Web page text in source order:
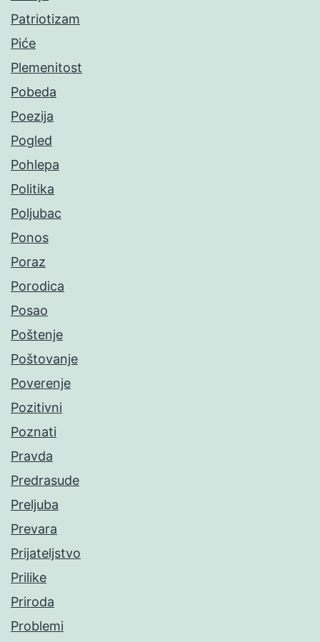
Patriotizam
Piće
Plemenitost
Pobeda
Poezija
Pogled
Pohlepa
Politika
Poljubac
Ponos
Poraz
Porodica
Posao
Poštenje
Poštovanje
Poverenje
Pozitivni
Poznati
Pravda
Predrasude
Preljuba
Prevara
Prijateljstvo
Prilike
Priroda
Problemi